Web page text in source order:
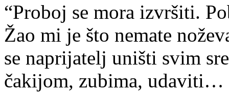
“Proboj se mora izvršiti.
Žao mi je što nemate
se naprijatelj uništi svim
čakijom, zubima, udaviti…